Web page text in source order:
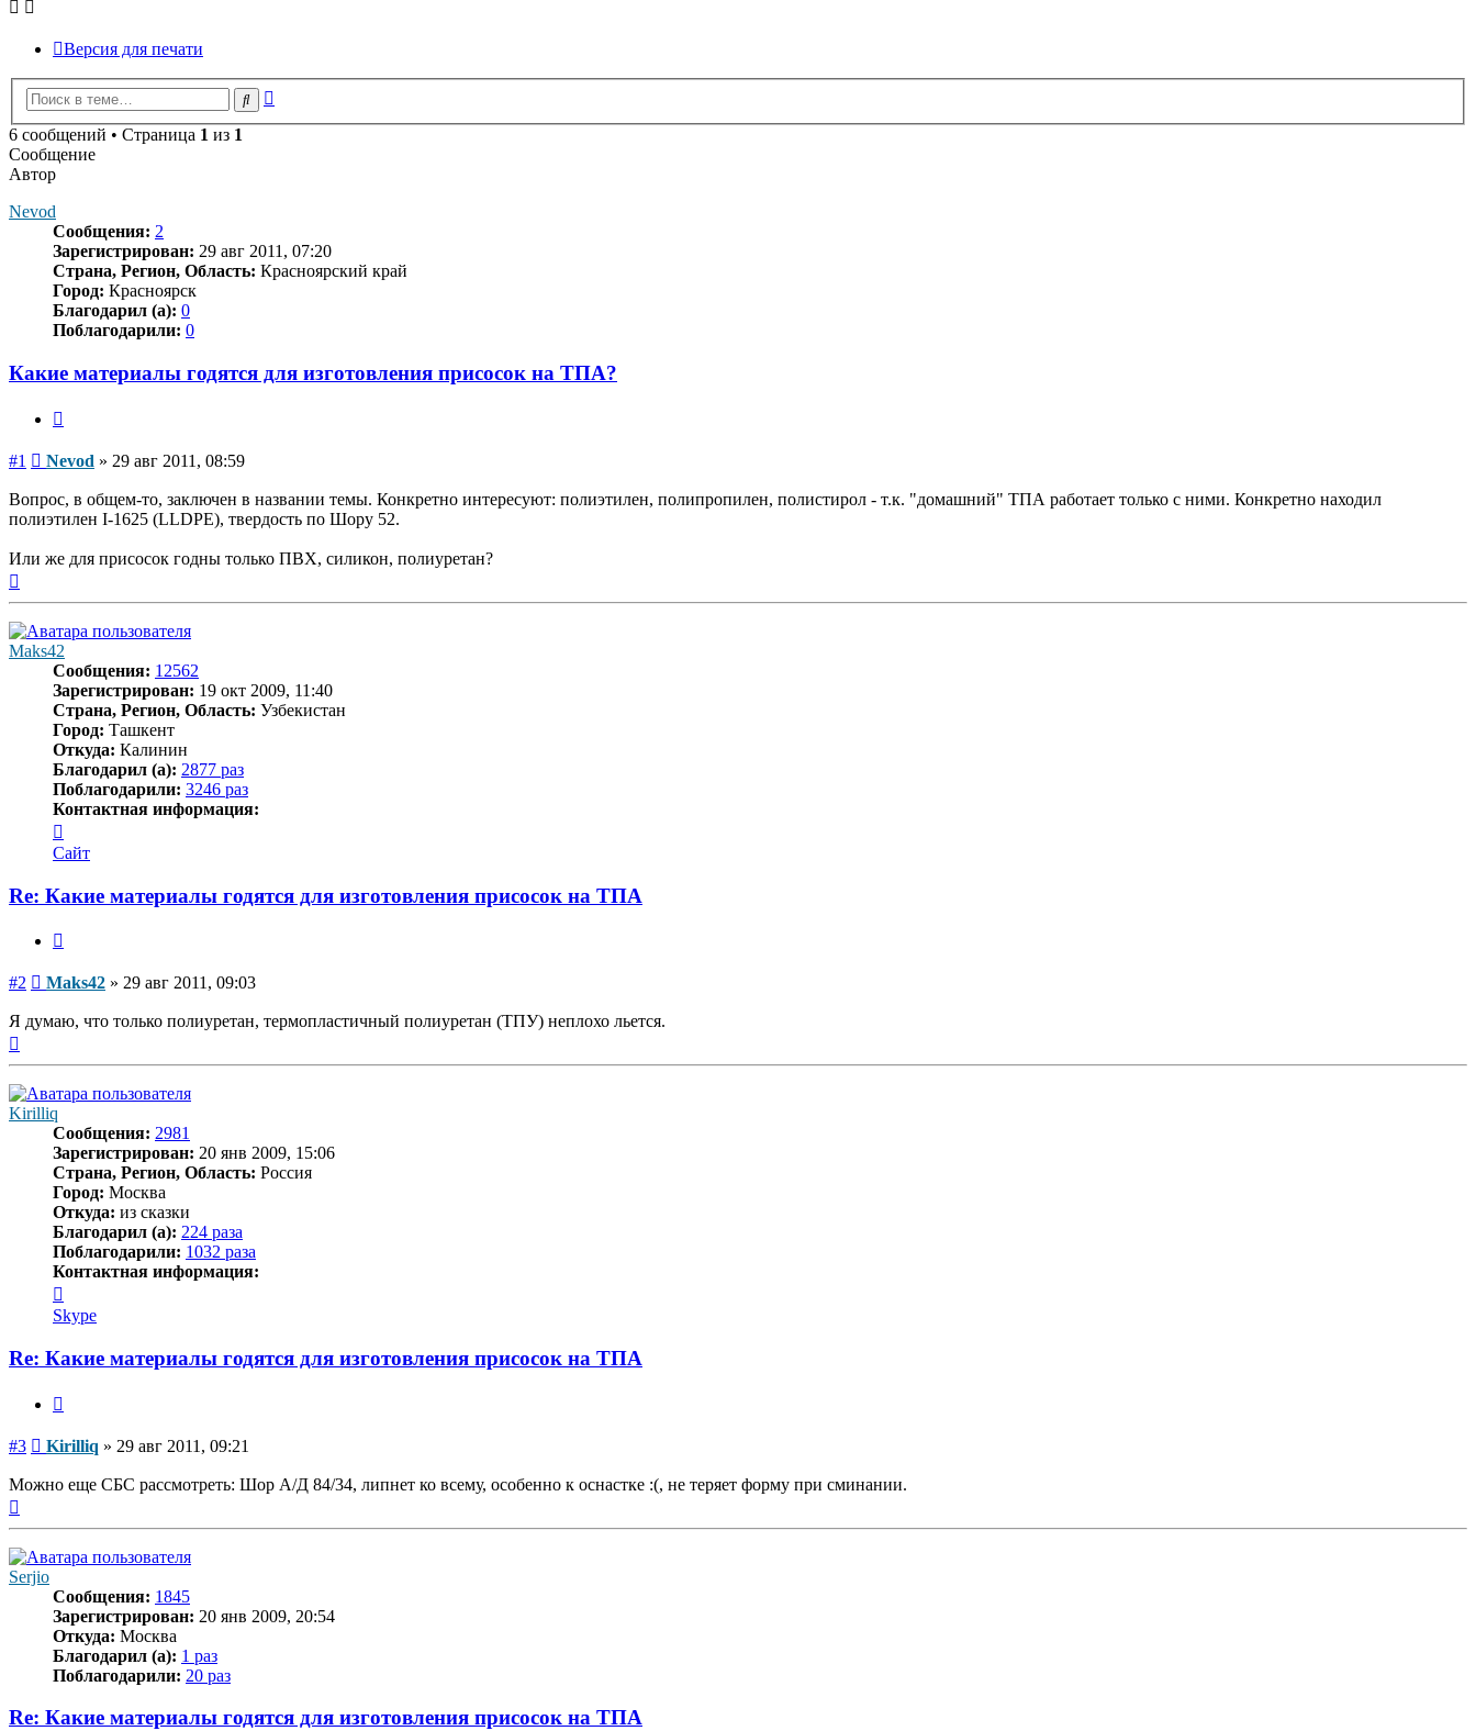
Версия для печати
Поиск
6 сообщений • Страница 1 из 1
Сообщение
Автор
Nevod
Сообщения: 2
Зарегистрирован: 29 авг 2011, 07:20
Страна, Регион, Область: Красноярский край
Город: Красноярск
Благодарил (а): 0
Поблагодарили: 0
Какие материалы годятся для изготовления присосок на ТПА?
#1 Сообщение
Nevod » 29 авг 2011, 08:59
Вопрос, в общем-то, заключен в названии темы. Конкретно интересуют: полиэтилен, полипропилен, полистирол - т.к. "домашний" ТПА работает только с ними. Конкретно находил
полиэтилен I-1625 (LLDPE), твердость по Шору 52.
Или же для присосок годны только ПВХ, силикон, полиуретан?
Maks42
Сообщения: 12562
Зарегистрирован: 19 окт 2009, 11:40
Страна, Регион, Область: Узбекистан
Город: Ташкент
Откуда: Калинин
Благодарил (а): 2877 раз
Поблагодарили: 3246 раз
Контактная информация:
информация
пользователя
Сайт
Re: Какие материалы годятся для изготовления присосок на ТПА
#2 Сообщение
Maks42 » 29 авг 2011, 09:03
Я думаю, что только полиуретан, термопластичный полиуретан (ТПУ) неплохо льется.
Kirilliq
Сообщения: 2981
Зарегистрирован: 20 янв 2009, 15:06
Страна, Регион, Область: Россия
Город: Москва
Откуда: из сказки
Благодарил (а): 224 раза
Поблагодарили: 1032 раза
Контактная информация:
информация
пользователя
Skype
Re: Какие материалы годятся для изготовления присосок на ТПА
#3 Сообщение
Kirilliq » 29 авг 2011, 09:21
Можно еще СБС рассмотреть: Шор А/Д 84/34, липнет ко всему, особенно к оснастке :(, не теряет форму при сминании.
Serjio
Сообщения: 1845
Зарегистрирован: 20 янв 2009, 20:54
Откуда: Москва
Благодарил (а): 1 раз
Поблагодарили: 20 раз
Re: Какие материалы годятся для изготовления присосок на ТПА